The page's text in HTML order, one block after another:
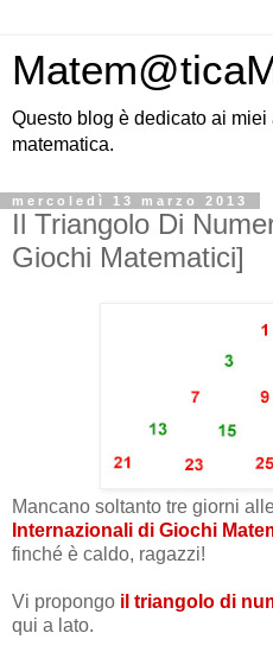
Questo blog è dedicato ai
matematica.
mercoledì 13 marzo 2013
Il Triangolo Di
Giochi Matematici]
Mancano soltanto tre giorni
Internazionali di Giochi
finché è caldo, ragazzi!
Vi propongo il triangolo di
qui a lato.